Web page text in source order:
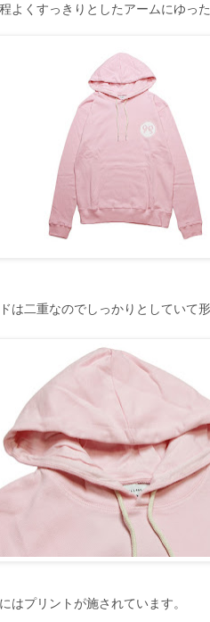
よくすっきりとしたアームにゆっ
は二重なのでしっかりとしていて形
はプリントが施されています。